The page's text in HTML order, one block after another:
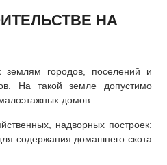
НА
городов, поселений и
На такой земле допустимо
домов.
надворных построек:
содержания домашнего скота